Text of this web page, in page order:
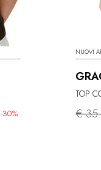
-30%
NUOVI
TOP
€